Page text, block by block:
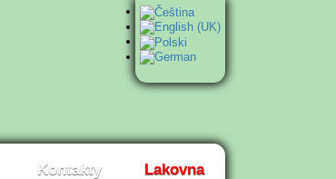
Kontakty Lakovna